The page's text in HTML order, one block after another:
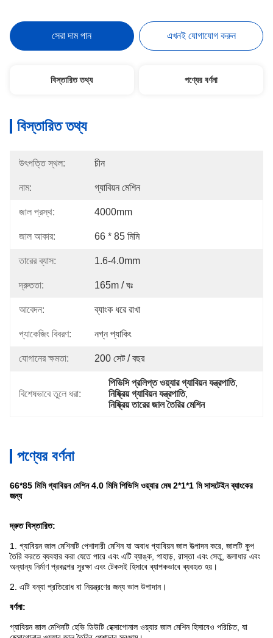
সেরা দাম পান এখনই যোগাযোগ করুন
বিস্তারিত তথ্য পণ্যের বর্ণনা
বিস্তারিত তথ্য
উৎপত্তি স্থল: চীন
নাম: গ্যাবিয়ন মেশিন
জাল প্রস্থ: 4000mm
জাল আকার: 66 * 85 মিমি
তারের ব্যাস: 1.6-4.0mm
দ্রুততা: 165m / ঘঃ
আবেদন: ব্যাংক ধরে রাখা
প্যাকেজিং বিবরণ: নগ্ন প্যাকিং
যোগানের ক্ষমতা: 200 সেট / বছর
বিশেষভাবে তুলে ধরা:
পিভিসি প্রলিপ্ত ওয়্যার গ্যাবিয়ন যন্ত্রপাতি,
নিষ্ক্রিয় গ্যাবিয়ন যন্ত্রপাতি,
নিষ্ক্রিয় তারের জাল তৈরির মেশিন
পণ্যের বর্ণনা
66*85 মিমি গ্যাবিয়ন মেশিন 4.0 মিমি পিভিসি ওয়্যার মেষ 2*1*1 মি সাসটেইন ব্যাংকের
জন্য
দ্রুত বিস্তারিত:
1. গ্যাবিয়ন জাল মেশিনটি পেশাদারী মেশিন যা অবাধ গ্যাবিয়ন জাল উত্পাদন করে, জালটি কুপ
তৈরি করতে ব্যবহার করা যেতে পারে এবং এটি ব্যাঙ্ক, পাহাড়, রাস্তা এবং সেতু, জলাধার এবং
অন্যান্য নির্মাণ প্রকল্পের সুরক্ষা এবং টেকসই হিসাবে ব্যাপকভাবে ব্যবহৃত হয়।
2. এটি বন্যা প্রতিরোধ বা নিয়ন্ত্রণের জন্য ভাল উপাদান।
বর্ণনা:
গ্যাবিয়ন জাল মেশিনটি হেভি ডিউটি ​​হেক্সাগোনাল ওয়্যার জাল মেশিন হিসাবেও পরিচিত, যা